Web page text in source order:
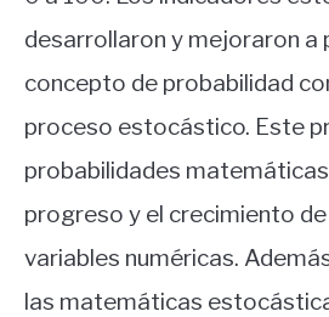
desarrollaron y mejoraron a
concepto de probabilidad
proceso estocástico. Este
probabilidades
progreso y el crecimiento
variables numéricas.
las matemáticas